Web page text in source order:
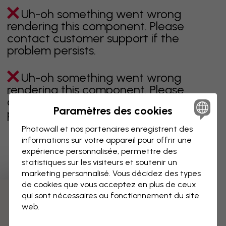
Uh-oh something went wrong
rendering this component. Please
contact customer support if the
problem persists.
Uh-oh something went wrong
rendering this component. Please
contact customer support if the
problem persists.
Page 1 sur 3 pages
Découvrez plus de catégories
Paramètres des cookies
Photowall et nos partenaires enregistrent des
informations sur votre appareil pour offrir une
expérience personnalisée, permettre des
statistiques sur les visiteurs et soutenir un
marketing personnalisé. Vous décidez des types
de cookies que vous acceptez en plus de ceux
qui sont nécessaires au fonctionnement du site
web.